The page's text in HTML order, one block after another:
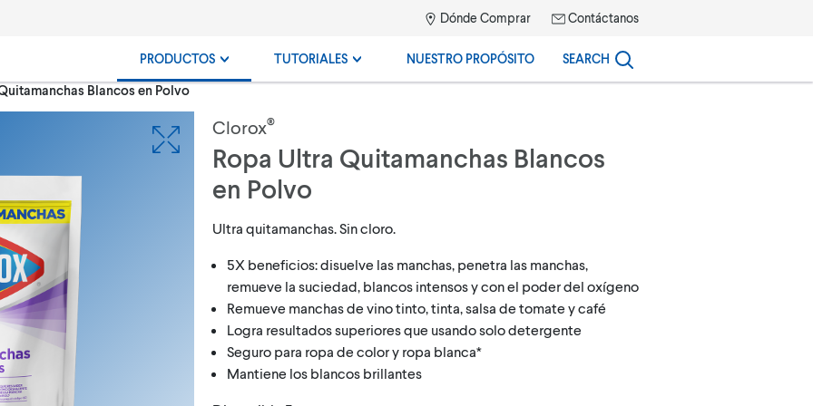
Dónde Comprar Contáctanos
PRODUCTOS TUTORIALES NUESTRO PROPÓSITO SEARCH
Blancos en Polvo
Clorox®
Ropa Ultra Quitamanchas Blancos
en Polvo
Ultra quitamanchas. Sin cloro.
5X beneficios: disuelve las manchas, penetra las manchas,
remueve la suciedad, blancos intensos y con el poder del oxígeno
Remueve manchas de vino tinto, tinta, salsa de tomate y café
Logra resultados superiores que usando solo detergente
Seguro para ropa de color y ropa blanca*
Mantiene los blancos brillantes